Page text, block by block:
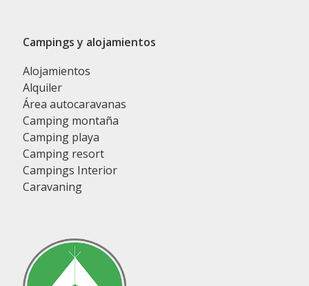
Campings y alojamientos
Alojamientos
Alquiler
Área autocaravanas
Camping montaña
Camping playa
Camping resort
Campings Interior
Caravaning